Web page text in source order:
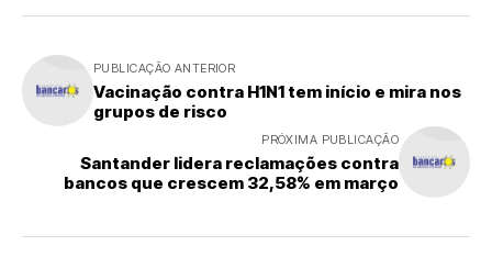
PUBLICAÇÃO ANTERIOR
Vacinação contra H1N1 tem início e mira nos
grupos de risco
PRÓXIMA PUBLICAÇÃO
Santander lidera reclamações contra
bancos que crescem 32,58% em março